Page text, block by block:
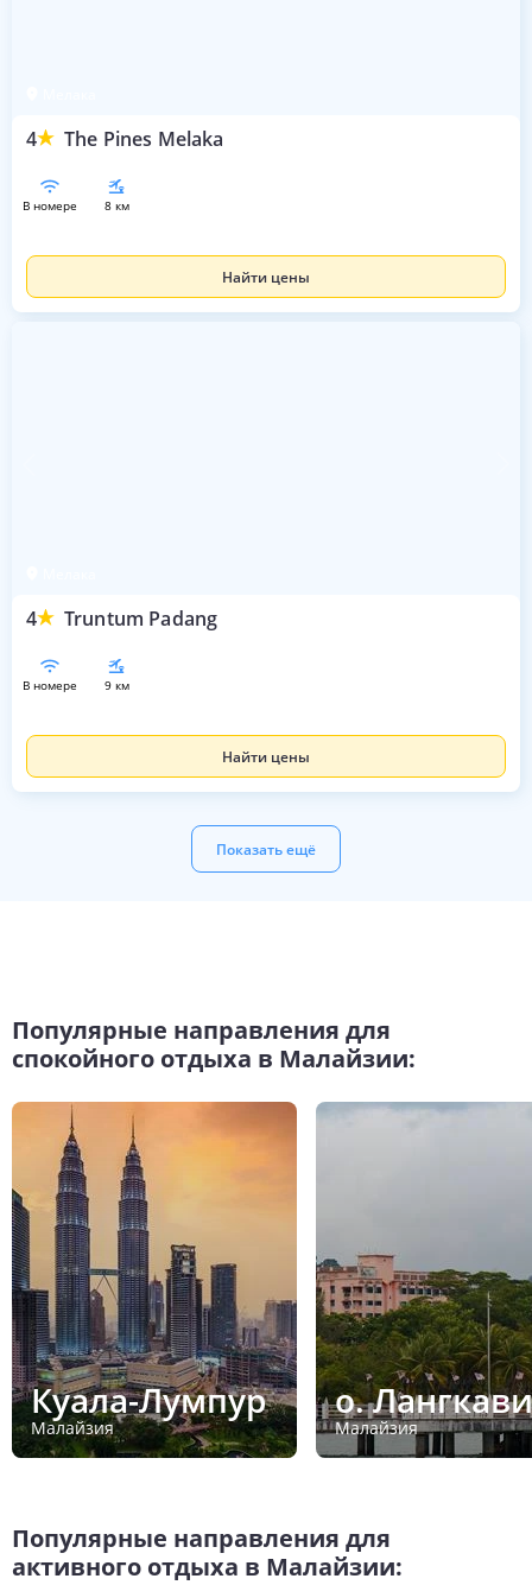
4 The Pines Melaka
в номере 8 км
Найти цены
4 Truntum Padang
в номере 9 км
Найти цены
Показать ещё
Популярные направления для
спокойного отдыха в Малайзии:
Куала-Лумпур
Малайзия
о. Лангкави
Малайзия
Популярные направления для
активного отдыха в Малайзии: